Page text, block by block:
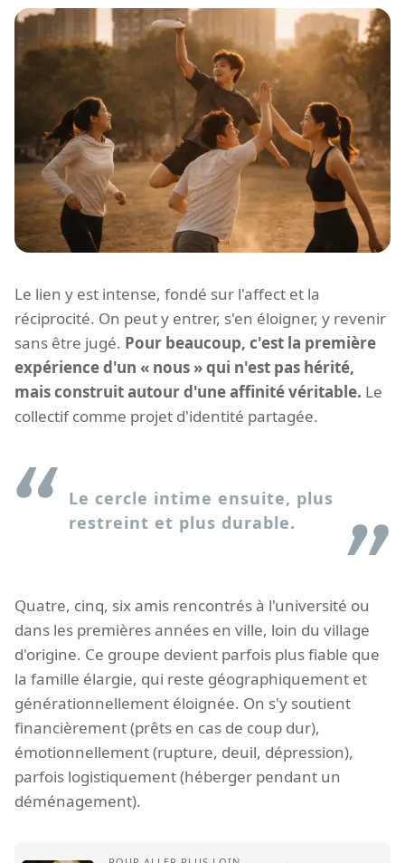
Le lien y est intense, fondé sur l'affect et la
réciprocité. On peut y entrer, s'en éloigner, y revenir
sans être jugé. Pour beaucoup, c'est la première
expérience d'un « nous » qui n'est pas hérité,
mais construit autour d'une affinité véritable. Le
collectif comme projet d'identité partagée.
Le cercle intime ensuite, plus
restreint et plus durable.
Quatre, cinq, six amis rencontrés à l'université ou
dans les premières années en ville, loin du village
d'origine. Ce groupe devient parfois plus fiable que
la famille élargie, qui reste géographiquement et
générationnellement éloignée. On s'y soutient
financièrement (prêts en cas de coup dur),
émotionnellement (rupture, deuil, dépression),
parfois logistiquement (héberger pendant un
déménagement).